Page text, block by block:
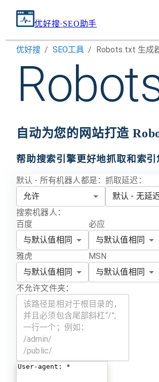
优好搜·SEO助手
优好搜 / SEO工具 / Robots.txt 生成
自动为您的网站打造
帮助搜索引擎更好地抓取和索
默认 - 所有机器人都是：
允许
抓取延迟：
默认 - 无延
搜索机器人：
百度
与默认值相同
必应
与默认值相同
雅虎
与默认值相同
MSN
与默认值相同
不允许文件夹：